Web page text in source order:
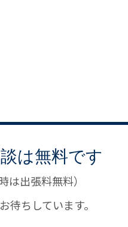
は無料です
は出張料無料）
待ちしています。